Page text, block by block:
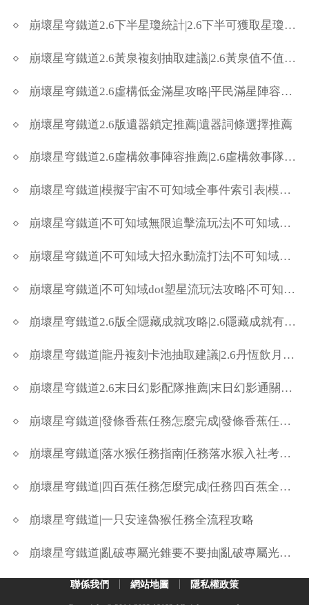
崩壞星穹鐵道2.6下半星瓊統計|2.6下半可獲取星瓊一覽
崩壞星穹鐵道2.6黃泉複刻抽取建議|2.6黃泉值不值得抽
崩壞星穹鐵道2.6虛構低金滿星攻略|平民滿星陣容推薦
崩壞星穹鐵道2.6版遺器鎖定推薦|遺器詞條選擇推薦
崩壞星穹鐵道2.6虛構敘事陣容推薦|2.6虛構敘事隊伍配隊
崩壞星穹鐵道|模擬宇宙不可知域全事件索引表|模擬宇宙不可知域事件一覽
崩壞星穹鐵道|不可知域無限追擊流玩法|不可知域追擊流怎麼玩
崩壞星穹鐵道|不可知域大招永動流打法|不可知域大招流怎麼玩
崩壞星穹鐵道|不可知域dot塑星流玩法攻略|不可知域dot流怎麼玩
崩壞星穹鐵道2.6版全隱藏成就攻略|2.6隱藏成就有哪些
崩壞星穹鐵道|龍丹複刻卡池抽取建議|2.6丹恆飲月值不值得抽
崩壞星穹鐵道2.6末日幻影配隊推薦|末日幻影通關陣容分享
崩壞星穹鐵道|發條香蕉任務怎麼完成|發條香蕉任務攻略
崩壞星穹鐵道|落水猴任務指南|任務落水猴入社考核答案一覽
崩壞星穹鐵道|四百蕉任務怎麼完成|任務四百蕉全流程
崩壞星穹鐵道|一只安達魯猴任務全流程攻略
崩壞星穹鐵道|亂破專屬光錐要不要抽|亂破專屬光錐抽取建議
聯係我們 網站地圖 隱私權政策